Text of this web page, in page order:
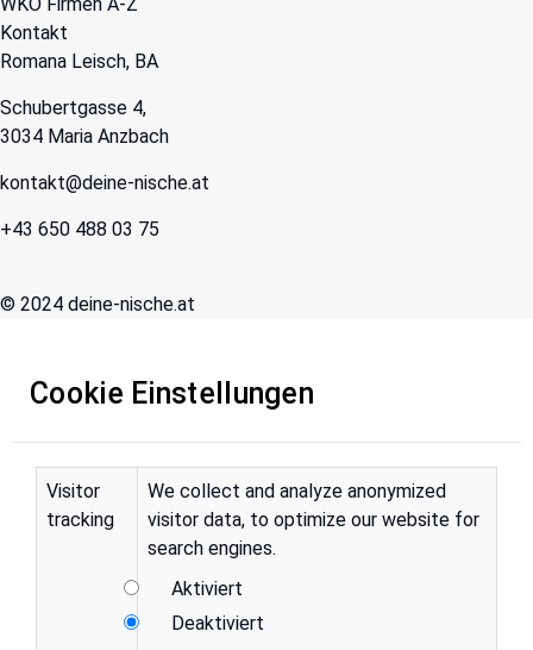
Kontakt
Romana Leisch, BA
Schubertgasse 4,
3034 Maria Anzbach
kontakt@deine-nische.at
+43 650 488 03 75
© 2024 deine-nische.at
Cookie Einstellungen
Visitor
tracking
We collect and analyze anonymized
visitor data, to optimize our website for
search engines.
Aktiviert
Deaktiviert